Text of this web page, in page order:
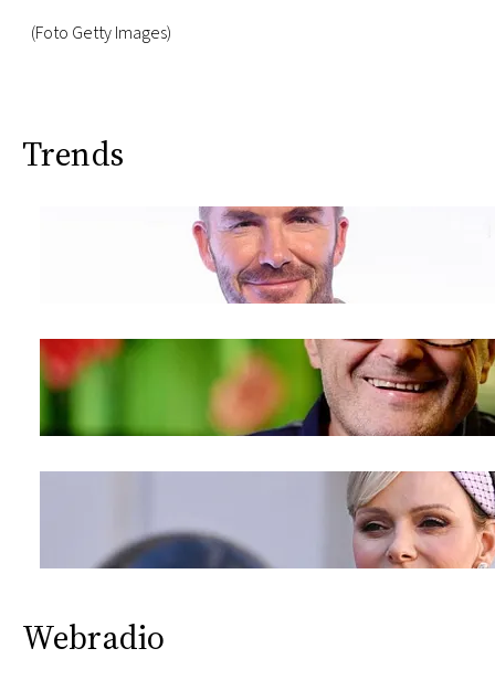
(Foto Getty Images)
Trends
Webradio